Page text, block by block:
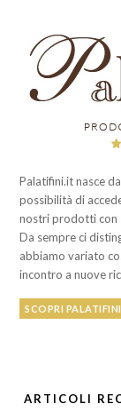
Palatifini.it nasce
possibilità di
nostri prodotti con
Da sempre ci
abbiamo variato
incontro a nuove
SCOPRI
ARTICOLI